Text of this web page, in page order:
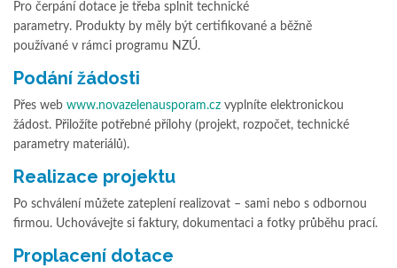
Pro čerpání dotace je třeba splnit technické
parametry. Produkty by měly být certifikované a běžně
používané v rámci programu NZÚ.
Podání žádosti
Přes web www.novazelenausporam.cz vyplníte elektronickou
žádost. Přiložíte potřebné přílohy (projekt, rozpočet, technické
parametry materiálů).
Realizace projektu
Po schválení můžete zateplení realizovat – sami nebo s odbornou
firmou. Uchovávejte si faktury, dokumentaci a fotky průběhu prací.
Proplacení dotace